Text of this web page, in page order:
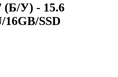
(Б/У) - 15.6
16GB/SSD